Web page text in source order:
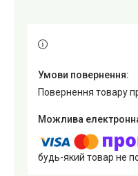
повернення товару
будь-який товар не